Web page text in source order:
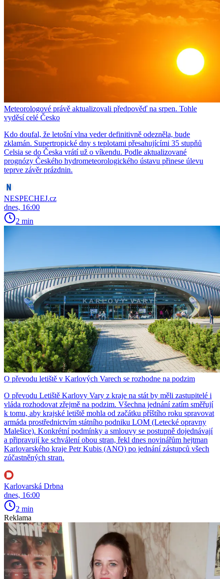
Meteorologové právě aktualizovali předpověď na srpen. Tohle
vyděsí celé Česko
Kdo doufal, že letošní vlna veder definitivně odezněla, bude
zklamán. Supertropické dny s teplotami přesahujícími 35 stupňů
Celsia se do Česka vrátí už o víkendu. Podle aktualizované
prognózy Českého hydrometeorologického ústavu přinese úlevu
teprve závěr prázdnin.
NESPECHEJ.cz
dnes, 16:00
2 min
O převodu letiště v Karlových Varech se rozhodne na podzim
O převodu Letiště Karlovy Vary z kraje na stát by měli zastupitelé i
vláda rozhodovat zřejmě na podzim. Všechna jednání zatím směřují
k tomu, aby krajské letiště mohla od začátku příštího roku spravovat
armáda prostřednictvím státního podniku LOM (Letecké opravny
Malešice). Konkrétní podmínky a smlouvy se postupně dojednávají
a připravují ke schválení obou stran, řekl dnes novinářům hejtman
Karlovarského kraje Petr Kubis (ANO) po jednání zástupců všech
zúčastněných stran.
Karlovarská Drbna
dnes, 16:00
2 min
Reklama